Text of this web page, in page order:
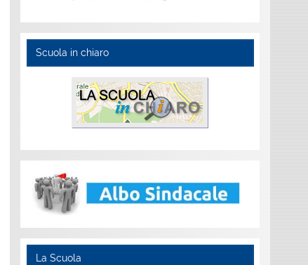
Scuola in chiaro
La Scuola